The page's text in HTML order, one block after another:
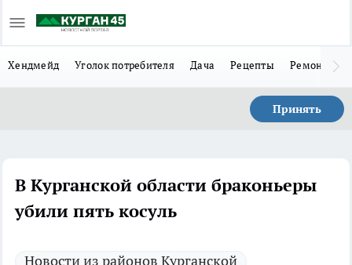
Хендмейд Уголок потребителя Дача Рецепты Ремонт
Принять
В Курганской области браконьеры
убили пять косуль
Новости из районов Курганской